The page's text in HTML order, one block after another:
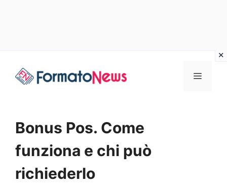
Menu
Bonus Pos. Come
funziona e chi può
richiederlo